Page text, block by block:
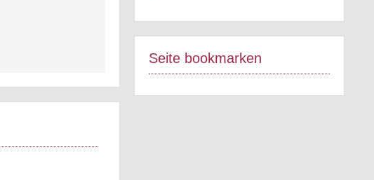
Seite bookmarken